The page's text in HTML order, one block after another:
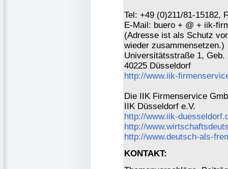
Tel: +49 (0)211/81-15182,
E-Mail: buero + @ + iik-
(Adresse ist als Schutz
wieder zusammensetzen.)
Universitätsstraße 1, Geb.
40225 Düsseldorf
http://www.iik-
Die IIK Firmenservice
IIK Düsseldorf e.V.
http://www.iik-
http://
http://www.deutsch-als-
KONTAKT: